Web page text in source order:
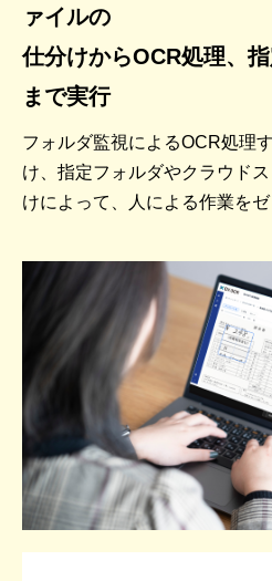
ァイルの
仕分けからOCR処理、
まで実行
フォルダ監視によるOCR処理
け、指定フォルダやクラウド
けによって、人による作業をゼ